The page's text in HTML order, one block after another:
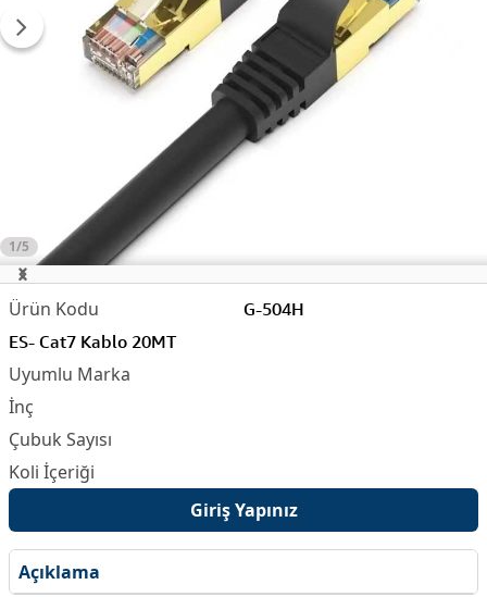
1/5
G-504H
ES- Cat7 Kablo 20MT
Giriş Yapınız
Açıklama